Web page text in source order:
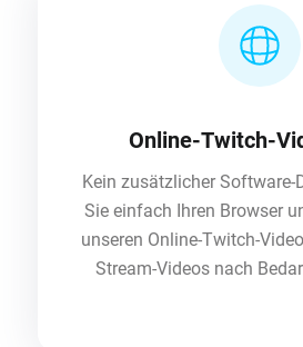
Online-Twitch-
Kein zusätzlicher
Sie einfach Ihren Browser
unseren Online-Twitch-
Stream-Videos nach